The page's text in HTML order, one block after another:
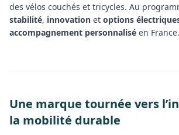
des vélos couchés et tricycles. Au
stabilité, innovation et options
accompagnement personnalisé en France.
Une marque tournée vers
la mobilité durable